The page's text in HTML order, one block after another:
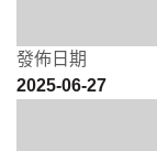
發佈日期
2025-06-27